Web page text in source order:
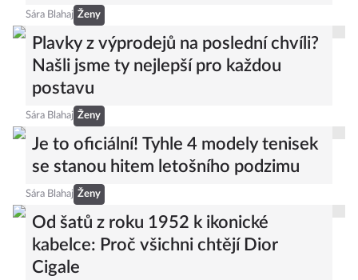
Sára Blahaj Ženy
Plavky z výprodejů na poslední chvíli?
Našli jsme ty nejlepší pro každou
postavu
Sára Blahaj Ženy
Je to oficiální! Tyhle 4 modely tenisek
se stanou hitem letošního podzimu
Sára Blahaj Ženy
Od šatů z roku 1952 k ikonické
kabelce: Proč všichni chtějí Dior
Cigale